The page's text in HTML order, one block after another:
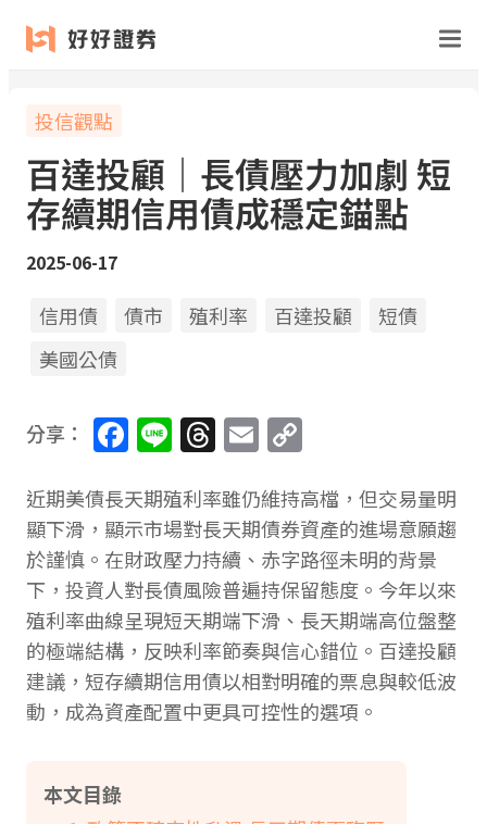
投信觀點
百達投顧｜長債壓力加劇 短
存續期信用債成穩定錨點
2025-06-17
信用債 債市 殖利率 百達投顧
短債
美國公債
分享： Facebook
LineThreads
Email
近期美債長天期殖利率雖仍維持高檔，但交易量明
顯下滑，顯示市場對長天期債券資產的進場意願趨
於謹慎。在財政壓力持續、赤字路徑未明的背景
下，投資人對長債風險普遍持保留態度。今年以來
殖利率曲線呈現短天期端下滑、長天期端高位盤整
的極端結構，反映利率節奏與信心錯位。百達投顧
建議，短存續期信用債以相對明確的票息與較低波
動，成為資產配置中更具可控性的選項。
本文目錄